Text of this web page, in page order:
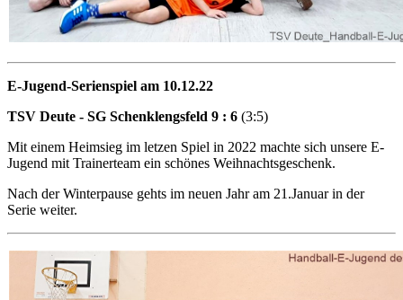
E-Jugend-Serienspiel am 10.12.22
TSV Deute - SG Schenklengsfeld 9 : 6 (3:5)
Mit einem Heimsieg im letzen Spiel in 2022 machte sich unsere E-
Jugend mit Trainerteam ein schönes Weihnachtsgeschenk.
Nach der Winterpause gehts im neuen Jahr am 21.Januar in der
Serie weiter.